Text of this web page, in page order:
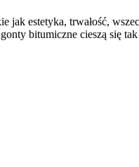
estetyka, trwałość,
bitumiczne cieszą się